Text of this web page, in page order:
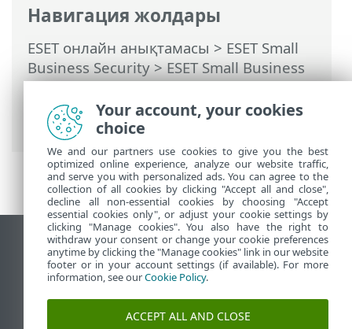
Навигация жолдары
ESET онлайн анықтамасы > ESET Small
Business Security>ESET Small Business
Security бағдарламасымен жұмыс істеу
Кеңейтілген орнату> Қорғаныстар>
Желіге қатынасу қорғанысы
Жұмыс үстеліндегі сайтты қарау
End of Life
ESET білім қоры
ESET форумы
Your account, your cookies
choice
We and our partners use cookies to give you the best
optimized online experience, analyze our website traffic,
and serve you with personalized ads. You can agree to the
collection of all cookies by clicking "Accept all and close",
decline all non-essential cookies by choosing "Accept
essential cookies only", or adjust your cookie settings by
clicking "Manage cookies". You also have the right to
withdraw your consent or change your cookie preferences
anytime by clicking the "Manage cookies" link in our website
footer or in your account settings (if available). For more
information, see ourCookie Policy.
ACCEPT ALL AND CLOSE